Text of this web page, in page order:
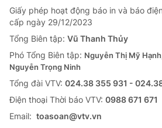
Giấy phép hoạt động báo in và báo
cấp ngày 29/12/2023
Tổng Biên tập: Vũ Thanh Thủy
Phó Tổng Biên tập: Nguyễn Thị Mỹ
Nguyễn Trọng Ninh
Tổng đài VTV: 024.38 355 931 -
Ðiện thoại Thời báo VTV: 0988 671 671
Email: toasoan@vtv.vn